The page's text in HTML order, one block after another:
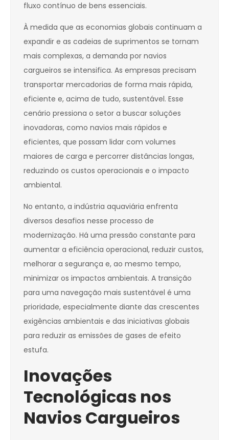
fluxo contínuo de bens essenciais.
À medida que as economias globais continuam a
expandir e as cadeias de suprimentos se tornam
mais complexas, a demanda por navios
cargueiros se intensifica. As empresas precisam
transportar mercadorias de forma mais rápida,
eficiente e, acima de tudo, sustentável. Esse
cenário pressiona o setor a buscar soluções
inovadoras, como navios mais rápidos e
eficientes, que possam lidar com volumes
maiores de carga e percorrer distâncias longas,
reduzindo os custos operacionais e o impacto
ambiental.
No entanto, a indústria aquaviária enfrenta
diversos desafios nesse processo de
modernização. Há uma pressão constante para
aumentar a eficiência operacional, reduzir custos,
melhorar a segurança e, ao mesmo tempo,
minimizar os impactos ambientais. A transição
para uma navegação mais sustentável é uma
prioridade, especialmente diante das crescentes
exigências ambientais e das iniciativas globais
para reduzir as emissões de gases de efeito
estufa.
Inovações
Tecnológicas nos
Navios Cargueiros